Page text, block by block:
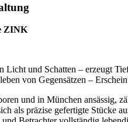
ZINK
Licht und Schatten – erzeugt
von Gegensätzen –
und in München ansässig,
als präzise gefertigte Stücke